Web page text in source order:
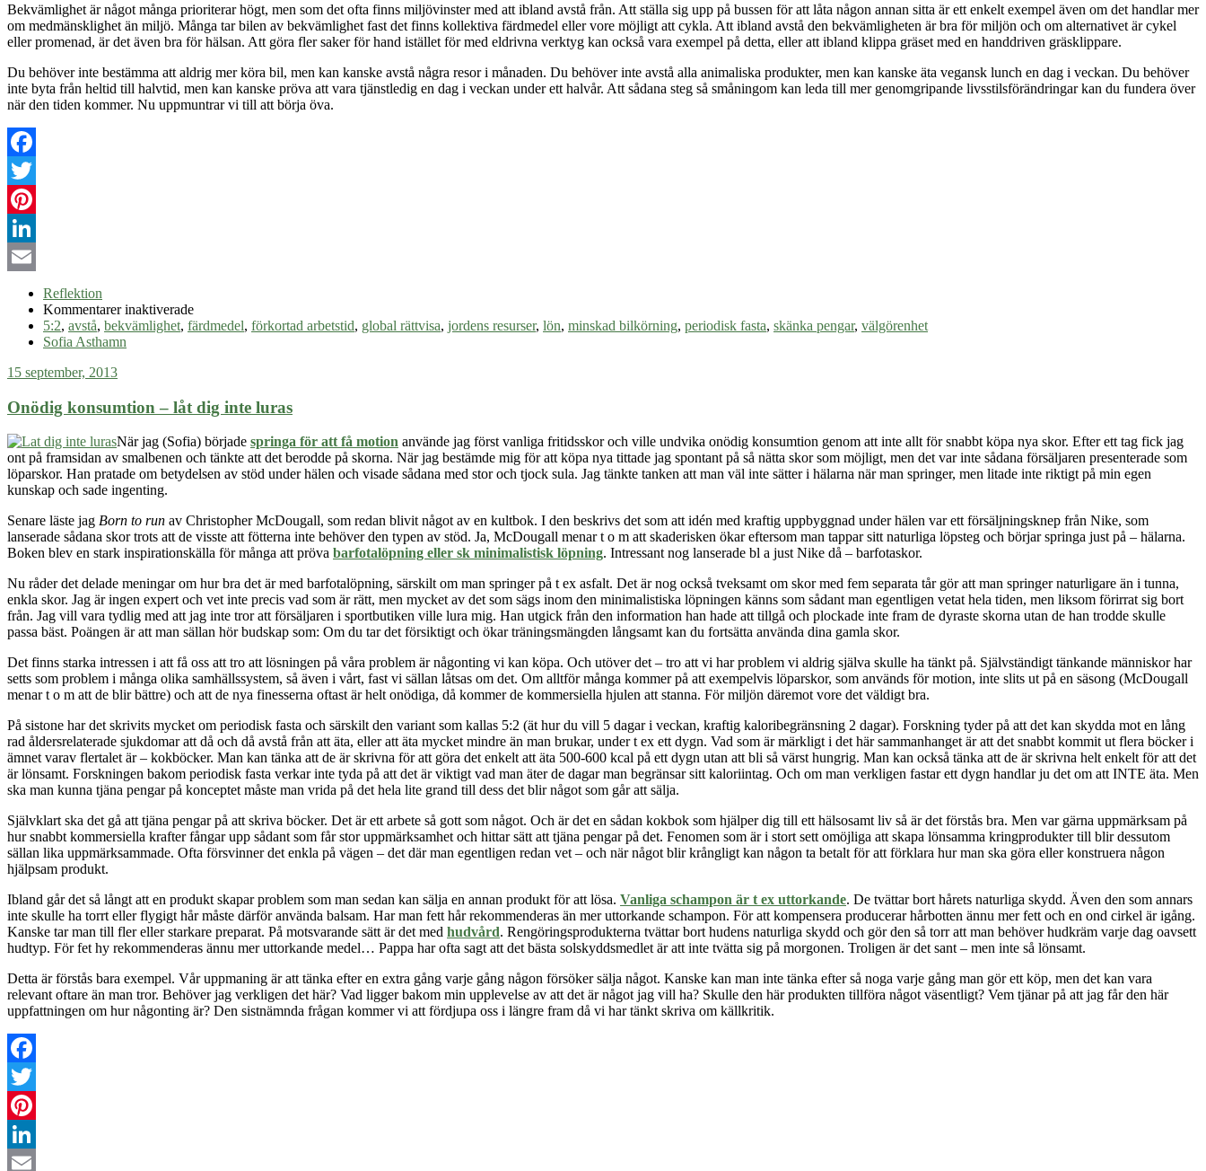
Bekvämlighet är något många prioriterar högt, men som det ofta finns miljövinster med att ibland avstå från. Att ställa sig upp på bussen för att låta någon annan sitta är ett enkelt exempel även om det handlar mer
om medmänsklighet än miljö. Många tar bilen av bekvämlighet fast det finns kollektiva färdmedel eller vore möjligt att cykla. Att ibland avstå den bekvämligheten är bra för miljön och om alternativet är cykel
eller promenad, är det även bra för hälsan. Att göra fler saker för hand istället för med eldrivna verktyg kan också vara exempel på detta, eller att ibland klippa gräset med en handdriven gräsklippare.
Du behöver inte bestämma att aldrig mer köra bil, men kan kanske avstå några resor i månaden. Du behöver inte avstå alla animaliska produkter, men kan kanske äta vegansk lunch en dag i veckan. Du behöver
inte byta från heltid till halvtid, men kan kanske pröva att vara tjänstledig en dag i veckan under ett halvår. Att sådana steg så småningom kan leda till mer genomgripande livsstilsförändringar kan du fundera över
när den tiden kommer. Nu uppmuntrar vi till att börja öva.
Facebook
Twitter
Pinterest
LinkedIn
Reflektion
Kommentarer inaktiveradeför
Öva
5:2, avstå, bekvämlighet, färdmedel, förkortad arbetstid, global rättvisa, jordens resurser, lön, minskad bilkörning, periodisk fasta, skänka pengar, välgörenhet
Sofia Asthamn
15 september, 2013
Onödig konsumtion – låt dig inte luras
När jag (Sofia) började springa för att få motion använde jag först vanliga fritidsskor och ville undvika onödig konsumtion genom att inte allt för snabbt köpa nya skor. Efter ett tag fick jag
ont på framsidan av smalbenen och tänkte att det berodde på skorna. När jag bestämde mig för att köpa nya tittade jag spontant på så nätta skor som möjligt, men det var inte sådana försäljaren presenterade som
löparskor. Han pratade om betydelsen av stöd under hälen och visade sådana med stor och tjock sula. Jag tänkte tanken att man väl inte sätter i hälarna när man springer, men litade inte riktigt på min egen
kunskap och sade ingenting.
Senare läste jag Born to run av Christopher McDougall, som redan blivit något av en kultbok. I den beskrivs det som att idén med kraftig uppbyggnad under hälen var ett försäljningsknep från Nike, som
lanserade sådana skortrots att de visste att fötterna inte behöver den typen av stöd. Ja, McDougall menar t o m att skaderisken ökar eftersom man tappar sitt naturliga löpsteg och börjar springa just på – hälarna.
Boken blev en stark inspirationskälla för många att pröva barfotalöpning eller sk minimalistisk löpning. Intressant nog lanserade bl a just Nike då – barfotaskor.
Nu råder det delade meningar om hur bra det är med barfotalöpning, särskilt om man springer på t ex asfalt. Det är nog också tveksamt om skor med fem separata tår gör att man springer naturligare än i tunna,
enkla skor. Jag är ingen expert och vet inte precis vad som ärrätt, men mycket av det som sägs inom den minimalistiska löpningen känns som sådant man egentligen vetat hela tiden, men liksom förirrat sig bort
från. Jag vill vara tydlig med att jag inte tror att försäljaren i sportbutiken ville lura mig. Han utgick från den information han hade att tillgå och plockade inte fram de dyraste skorna utan de han trodde skulle
passa bäst. Poängen är att man sällan hör budskap som: Om du tar det försiktigt och ökar träningsmängden långsamt kan du fortsätta använda dina gamla skor.
Det finns starka intressen i att få oss att tro att lösningen på våra problem är någonting vi kan köpa. Och utöver det – tro att vi har problem vi aldrig själva skulle ha tänkt på. Självständigt tänkande människor har
setts som problem i många olika samhällssystem, så även i vårt, fast vi sällan låtsas om det. Om alltför många kommer på att exempelvis löparskor, som används för motion, inte slits ut på en säsong (McDougall
menar t o m att de blir bättre) och att de nya finesserna oftast är helt onödiga, då kommer de kommersiella hjulen att stanna. För miljön däremot vore det väldigt bra.
På sistone har det skrivits mycket om periodisk fasta och särskilt den variant som kallas 5:2 (ät hur du vill 5 dagar i veckan, kraftig kaloribegränsning 2 dagar). Forskning tyder på att det kan skydda mot en lång
rad åldersrelaterade sjukdomar att då och då avstå från att äta, eller att äta mycket mindre än man brukar, under t ex ett dygn. Vad som är märkligt i det här sammanhanget är att det snabbt kommit ut flera böcker i
ämnet varav flertalet är – kokböcker. Man kan tänka att de är skrivna för att göra det enkelt att äta 500-600 kcal på ett dygn utan att bli så värst hungrig. Man kan också tänka att de är skrivna helt enkelt för att det
är lönsamt. Forskningen bakom periodisk fasta verkar inte tyda på att det är viktigt vad man äter de dagar man begränsar sitt kaloriintag. Och om man verkligen fastar ett dygn handlar ju det om att INTE äta. Men
ska man kunna tjäna pengar på konceptet måste man vrida på det hela lite grand till dess det blir något som går att sälja.
Självklart ska det gå att tjäna pengar på att skriva böcker. Det är ett arbete så gott som något. Och är det en sådan kokbok som hjälper dig till ett hälsosamt liv så är det förstås bra. Men var gärna uppmärksam på
hur snabbt kommersiella krafter fångar upp sådant som får stor uppmärksamhet och hittar sätt att tjäna pengar på det. Fenomen som är i stort sett omöjliga att skapa lönsamma kringprodukter till blir dessutom
sällan lika uppmärksammade. Ofta försvinner det enkla på vägen – det där man egentligen redan vet – och när något blir krångligt kan någon ta betalt för att förklara hur man ska göra eller konstruera någon
hjälpsam produkt.
Ibland går det så långt att en produkt skapar problem som man sedan kan sälja en annan produkt för att lösa. Vanliga schampon är t ex uttorkande. De tvättar bort hårets naturliga skydd. Även den som annars
inte skulle ha torrt eller flygigt hår måste därför använda balsam. Har man fett hår rekommenderas än mer uttorkande schampon. För att kompensera producerar hårbotten ännu mer fett och en ond cirkel är igång.
Kanske tar man till fler eller starkare preparat. På motsvarande sätt är det med hudvård. Rengöringsprodukterna tvättar bort hudens naturliga skydd och gör den så torr att man behöver hudkräm varje dag oavsett
hudtyp. För fet hy rekommenderas ännu mer uttorkande medel… Pappa har ofta sagt att det bästa solskyddsmedlet är att inte tvätta sig på morgonen. Troligen är det sant – men inte så lönsamt.
Detta är förstås bara exempel. Vår uppmaning är att tänka efter en extra gång varje gång någon försöker sälja något. Kanske kan man inte tänka efter så noga varje gång man gör ett köp, men det kan vara
relevant oftare än man tror. Behöver jag verkligen det här? Vad ligger bakom min upplevelse av att det är något jag vill ha? Skulle den här produkten tillföra något väsentligt? Vem tjänar på att jag får den här
uppfattningen om hur någonting är? Den sistnämnda frågan kommer vi att fördjupa oss i längre fram då vi har tänkt skriva om källkritik.
Facebook
Twitter
Pinterest
LinkedIn